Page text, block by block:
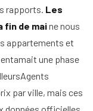
rapports. Les
fin de maine nous
appartements et
une phase
par ville, mais ces